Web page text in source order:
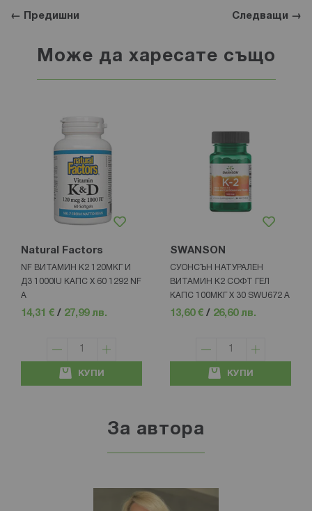
← Предишни Следващи →
Може да харесате също
Natural Factors
NF ВИТАМИН К2 120МКГ И
Д3 1000IU КАПС Х 60 1292 NF
А
14,31 € / 27,99 лв.
КУПИ
SWANSON
СУОНСЪН НАТУРАЛЕН
ВИТАМИН К2 СОФТ ГЕЛ
КАПС 100МКГ Х 30 SWU672 A
13,60 € / 26,60 лв.
КУПИ
За автора